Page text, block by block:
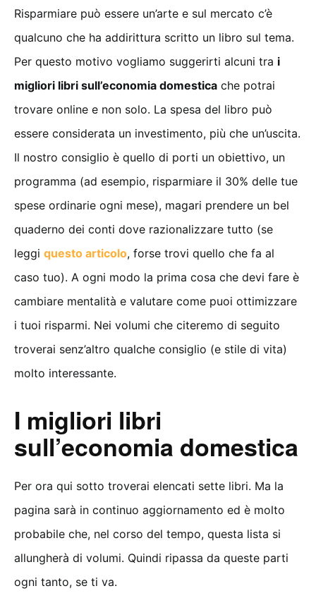
Risparmiare può essere un’arte e sul mercato c’è
qualcuno che ha addirittura scritto un libro sul tema.
Per questo motivo vogliamo suggerirti alcuni tra i
migliori libri sull’economia domestica che potrai
trovare online e non solo. La spesa del libro può
essere considerata un investimento, più che un’uscita.
Il nostro consiglio è quello di porti un obiettivo, un
programma (ad esempio, risparmiare il 30% delle tue
spese ordinarie ogni mese), magari prendere un bel
quaderno dei conti dove razionalizzare tutto (se
leggi questo articolo, forse trovi quello che fa al
caso tuo). A ogni modo la prima cosa che devi fare è
cambiare mentalità e valutare come puoi ottimizzare
i tuoi risparmi. Nei volumi che citeremo di seguito
troverai senz’altro qualche consiglio (e stile di vita)
molto interessante.
I migliori libri
sull’economia domestica
Per ora qui sotto troverai elencati sette libri. Ma la
pagina sarà in continuo aggiornamento ed è molto
probabile che, nel corso del tempo, questa lista si
allungherà di volumi. Quindi ripassa da queste parti
ogni tanto, se ti va.